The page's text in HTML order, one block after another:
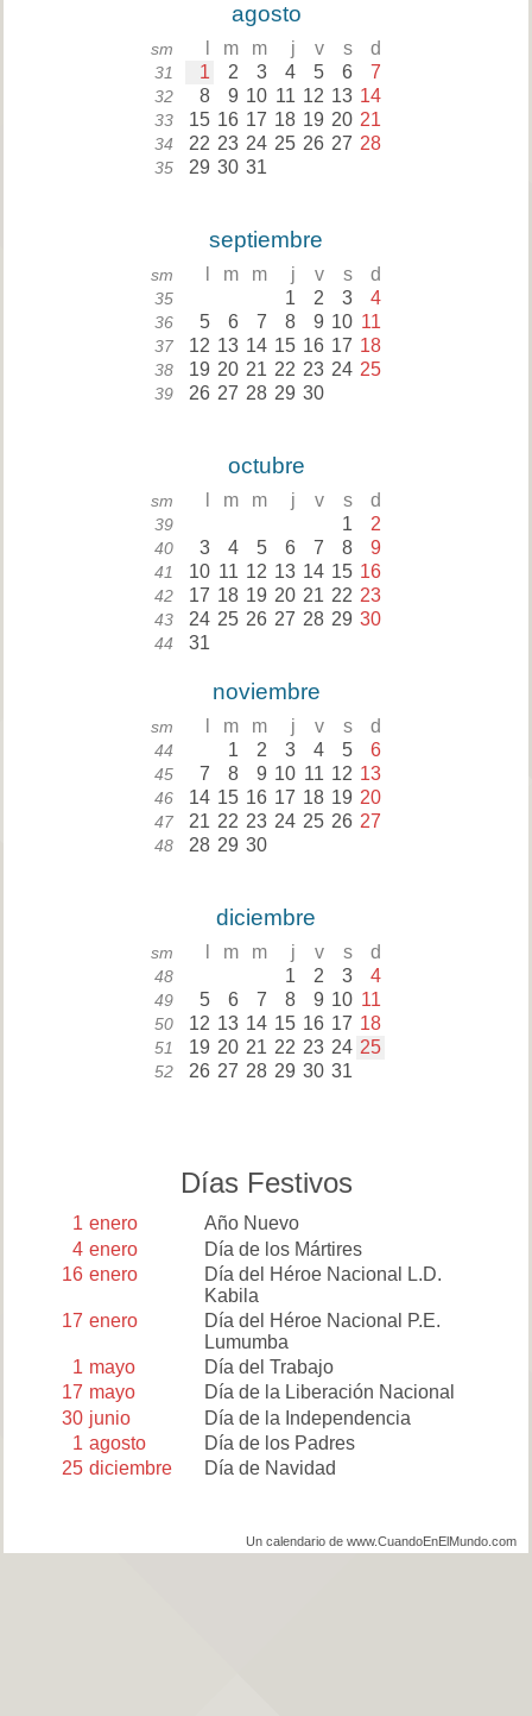
agosto
sm m m j v s d
31 1 2 3 4 5 6 7
32 8 9 10 11 12 13 14
33 15 16 17 18 19 20 21
34 22 23 24 25 26 27 28
35 29 30 31
septiembre
sm m m j v s d
35 1 2 3 4
36 5 6 7 8 9 10 11
37 12 13 14 15 16 17 18
38 19 20 21 22 23 24 25
39 26 27 28 29 30
octubre
sm m m j v s d
39 1 2
40 3 4 5 6 7 8 9
41 10 11 12 13 14 15 16
42 17 18 19 20 21 22 23
43 24 25 26 27 28 29 30
44 31
noviembre
sm m m j v s d
44 1 2 3 4 5 6
45 7 8 9 10 11 12 13
46 14 15 16 17 18 19 20
47 21 22 23 24 25 26 27
48 28 29 30
diciembre
sm m m j v s d
48 1 2 3 4
49 5 6 7 8 9 10 11
50 12 13 14 15 16 17 18
51 19 20 21 22 23 24 25
52 26 27 28 29 30 31
Días Festivos
1 enero
Año Nuevo
4 enero
Día de los Mártires
16 enero
Día del Héroe Nacional L.D.
Kabila
17 enero
Día del Héroe Nacional P.E.
Lumumba
1 mayo
Día del Trabajo
17 mayo
Día de la Liberación Nacional
30 junio
Día de la Independencia
1 agosto
Día de los Padres
25 diciembre Día de Navidad
Un calendario de www.CuandoEnElMundo.com